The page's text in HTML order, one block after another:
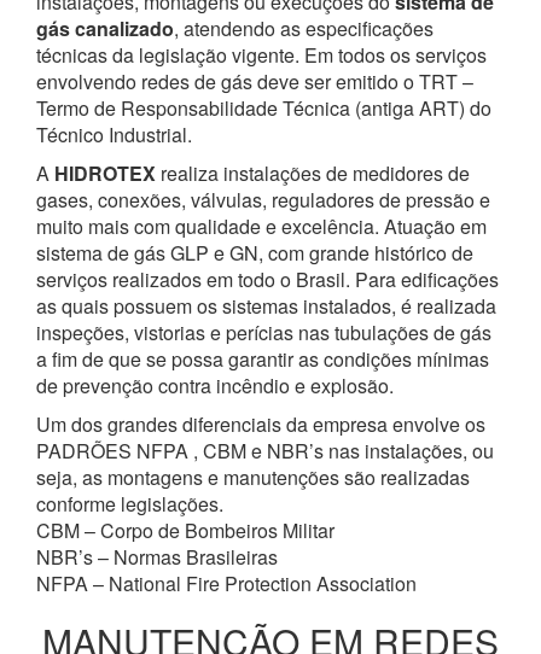
gás canalizado, atendendo as especificações
técnicas da legislação vigente. Em todos os serviços
envolvendo redes de gás deve ser emitido o TRT –
Termo de Responsabilidade Técnica (antiga ART) do
Técnico Industrial.
A HIDROTEX realiza instalações de medidores de
gases, conexões, válvulas, reguladores de pressão e
muito mais com qualidade e excelência. Atuação em
sistema de gás GLP e GN, com grande histórico de
serviços realizados em todo o Brasil. Para edificações
as quais possuem os sistemas instalados, é realizada
inspeções, vistorias e perícias nas tubulações de gás
a fim de que se possa garantir as condições mínimas
de prevenção contra incêndio e explosão.
Um dos grandes diferenciais da empresa envolve os
PADRÕES NFPA , CBM e NBR’s nas instalações, ou
seja, as montagens e manutenções são realizadas
conforme legislações.
CBM – Corpo de Bombeiros Militar
NBR’s – Normas Brasileiras
NFPA – National Fire Protection Association
MANUTENÇÃO EM REDES